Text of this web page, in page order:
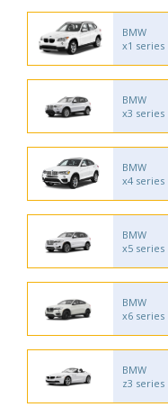
BMW
x1 series
BMW
x3 series
BMW
x4 series
BMW
x5 series
BMW
x6 series
BMW
z3 series